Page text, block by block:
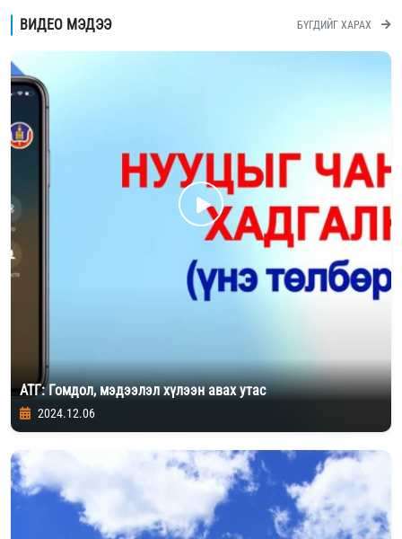
ВИДЕО МЭДЭЭ БҮГДИЙГ ХАРАХ
АТГ: Гомдол, мэдээлэл хүлээн авах утас
2024.12.06